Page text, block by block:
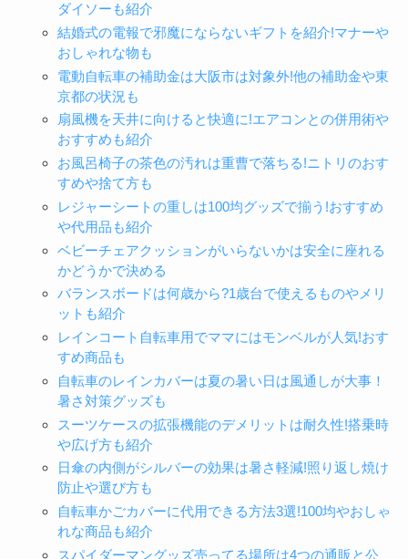
ダイソーも紹介
結婚式の電報で邪魔にならないギフトを紹介!マナーや
おしゃれな物も
電動自転車の補助金は大阪市は対象外!他の補助金や東
京都の状況も
扇風機を天井に向けると快適に!エアコンとの併用術や
おすすめも紹介
お風呂椅子の茶色の汚れは重曹で落ちる!ニトリのおす
すめや捨て方も
レジャーシートの重しは100均グッズで揃う!おすすめ
や代用品も紹介
ベビーチェアクッションがいらないかは安全に座れる
かどうかで決める
バランスボードは何歳から?1歳台で使えるものやメリ
ットも紹介
レインコート自転車用でママにはモンベルが人気!おす
すめ商品も
自転車のレインカバーは夏の暑い日は風通しが大事！
暑さ対策グッズも
スーツケースの拡張機能のデメリットは耐久性!搭乗時
や広げ方も紹介
日傘の内側がシルバーの効果は暑さ軽減!照り返し焼け
防止や選び方も
自転車かごカバーに代用できる方法3選!100均やおしゃ
れな商品も紹介
スパイダーマングッズ売ってる場所は4つの通販と公